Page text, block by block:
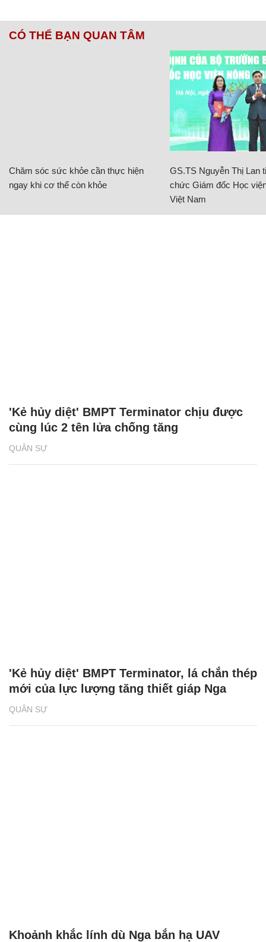
CÓ THỂ BẠN QUAN TÂM
Chăm sóc sức khỏe cần thực hiện
ngay khi cơ thể còn khỏe
GS.TS Nguyễn Thị Lan
chức Giám đốc Học
Việt Nam
QUÂN SỰ
'Kẻ hủy diệt' BMPT Terminator chịu được
cùng lúc 2 tên lửa chống tăng
QUÂN SỰ
'Kẻ hủy diệt' BMPT Terminator, lá chắn thép
mới của lực lượng tăng thiết giáp Nga
Khoảnh khắc lính dù Nga bắn hạ UAV